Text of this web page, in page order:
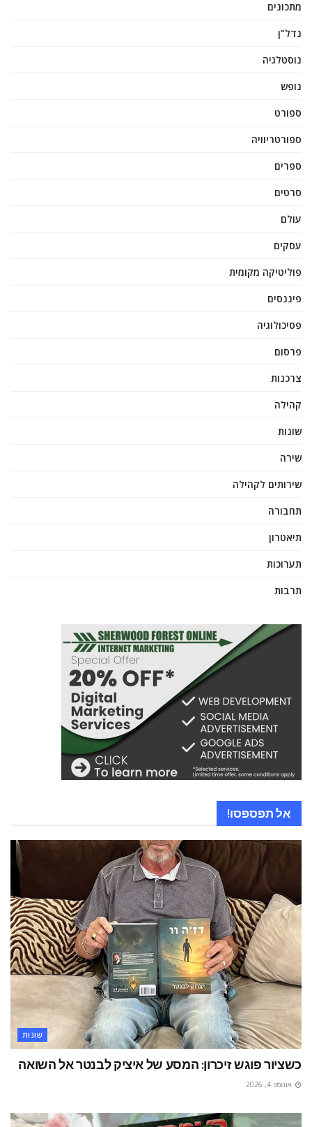
מתכונים
נדל"ן
נוסטלגיה
נופש
ספורט
ספורטריוויה
ספרים
סרטים
עולם
עסקים
פוליטיקה מקומית
פיננסים
פסיכולוגיה
פרסום
צרכנות
קהילה
שונות
שירה
שירותים לקהילה
תחבורה
תיאטרון
תערוכות
תרבות
אל תפספסו!
שונות
כשציור פוגש זיכרון: המסע של איציק לבנטר אל השואה
אוגוסט 4, 2026